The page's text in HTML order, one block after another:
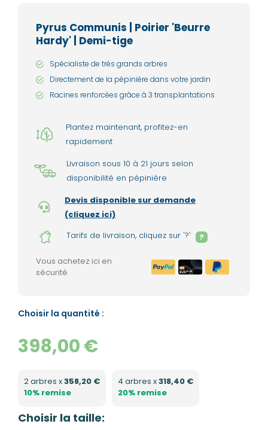
Pyrus Communis | Poirier 'Beurre
Hardy' | Demi-tige
Spécialiste de très grands arbres
Directement de la pépinière dans votre jardin
Racines renforcées grâce à 3 transplantations
Plantez maintenant, profitez-en
rapidement
Livraison sous 10 à 21 jours selon
disponibilité en pépinière
Devis disponible sur demande
(cliquez ici)
Tarifs de livraison, cliquez sur '?'
?
Vous achetez ici en
sécurité
Choisir la quantité :
398,00 €
2 arbres x358,20 €
10% remise
4 arbres x318,40 €
20% remise
Choisir la taille: